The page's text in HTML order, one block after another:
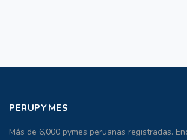
PERUPYMES
Más de 6,000 pymes peruanas registradas.